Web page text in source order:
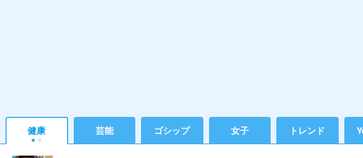
健康 芸能 ゴシップ 女子 トレンド